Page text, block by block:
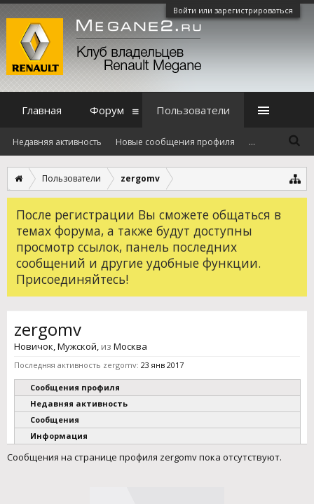
Войти или зарегистрироваться
Пользователи zergomv
После регистрации Вы сможете общаться в
темах форума, а также будут доступны
просмотр ссылок, панель последних
сообщений и другие удобные функции.
Присоединяйтесь!
zergomv
Новичок, Мужской, из Москва
Последняя активность zergomv: 23 янв 2017
Сообщения профиля
Недавняя активность
Сообщения
Информация
Сообщения на странице профиля zergomv пока отсутствуют.
Главная Форум Пользователи
Недавняя активность Новые сообщения профиля ...